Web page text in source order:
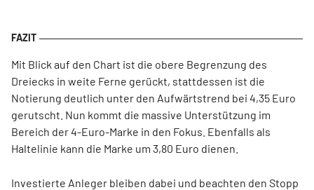
Mit Blick auf den Chart ist die obere Begrenzung des
Dreiecks in weite Ferne gerückt, stattdessen ist die
Notierung deutlich unter den Aufwärtstrend bei 4,35 Euro
gerutscht. Nun kommt die massive Unterstützung im
Bereich der 4-Euro-Marke in den Fokus. Ebenfalls als
Haltelinie kann die Marke um 3,80 Euro dienen.
Investierte Anleger bleiben dabei und beachten den Stopp